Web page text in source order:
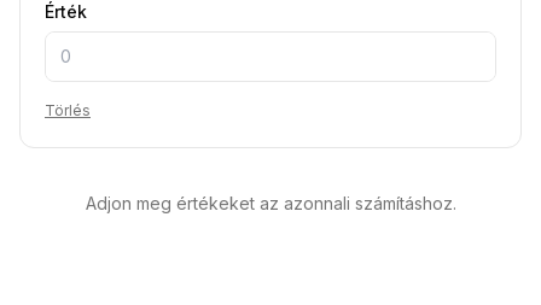
Érték
Törlés
Adjon meg értékeket az azonnali számításhoz.